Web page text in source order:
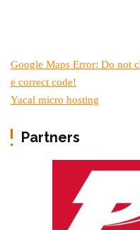
Google Maps Error: Do not
e correct code!
Yacal micro hosting
Partners